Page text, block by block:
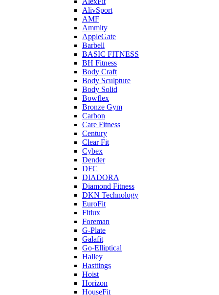
AlivSport
AMF
Ammity
AppleGate
Barbell
BASIC FITNESS
BH Fitness
Body Craft
Body Sculpture
Body Solid
Bowflex
Bronze Gym
Carbon
Care Fitness
Century
Clear Fit
Cybex
Dender
DFC
DIADORA
Diamond Fitness
DKN Technology
EuroFit
Fitlux
Foreman
G-Plate
Galafit
Go-Elliptical
Halley
Hasttings
Hoist
Horizon
HouseFit